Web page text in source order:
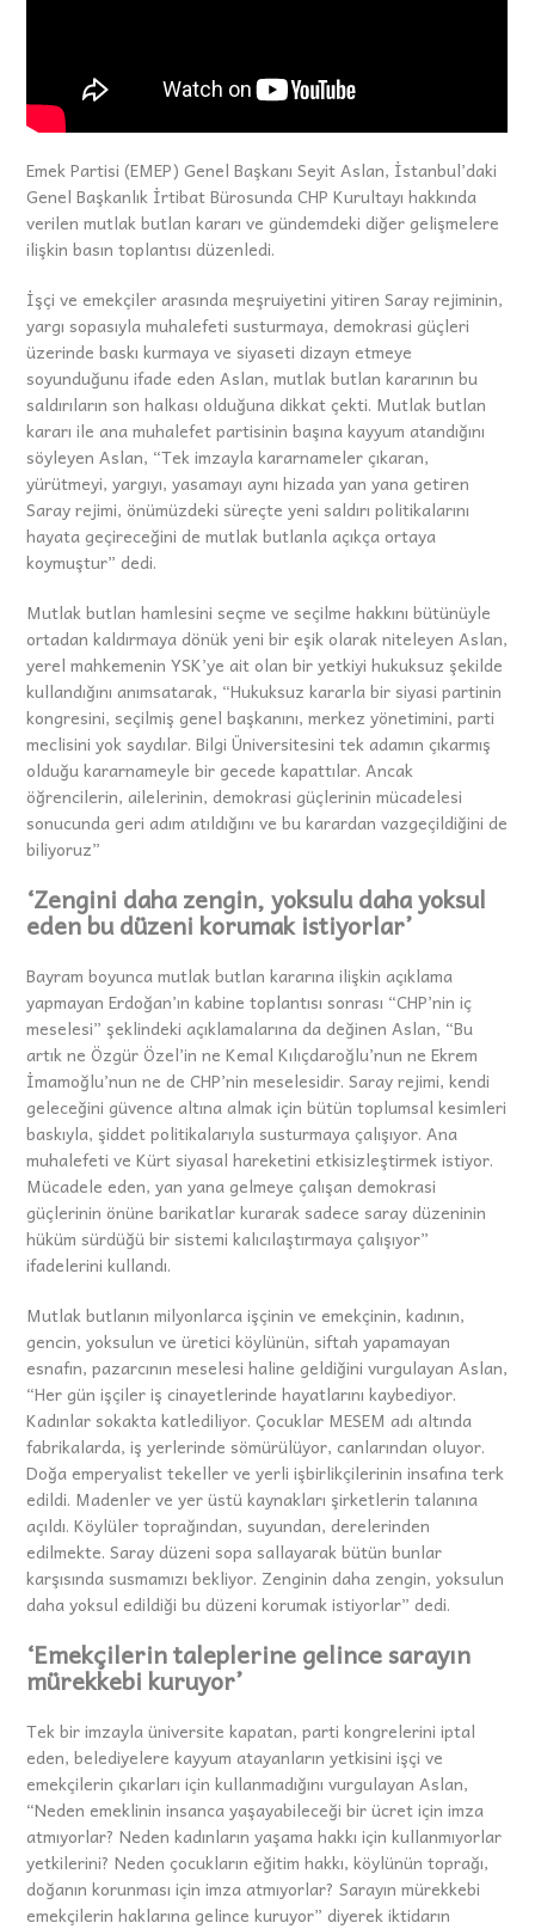
Emek Partisi (EMEP) Genel Başkanı Seyit Aslan, İstanbul’daki
Genel Başkanlık İrtibat Bürosunda CHP Kurultayı hakkında
verilen mutlak butlan kararı ve gündemdeki diğer gelişmelere
ilişkin basın toplantısı düzenledi.
İşçi ve emekçiler arasında meşruiyetini yitiren Saray rejiminin,
yargı sopasıyla muhalefeti susturmaya, demokrasi güçleri
üzerinde baskı kurmaya ve siyaseti dizayn etmeye
soyunduğunu ifade eden Aslan, mutlak butlan kararının bu
saldırıların son halkası olduğuna dikkat çekti. Mutlak butlan
kararı ile ana muhalefet partisinin başına kayyum atandığını
söyleyen Aslan, “Tek imzayla kararnameler çıkaran,
yürütmeyi, yargıyı, yasamayı aynı hizada yan yana getiren
Saray rejimi, önümüzdeki süreçte yeni saldırı politikalarını
hayata geçireceğini de mutlak butlanla açıkça ortaya
koymuştur” dedi.
Mutlak butlan hamlesini seçme ve seçilme hakkını bütünüyle
ortadan kaldırmaya dönük yeni bir eşik olarak niteleyen Aslan,
yerel mahkemenin YSK’ye ait olan bir yetkiyi hukuksuz şekilde
kullandığını anımsatarak, “Hukuksuz kararla bir siyasi partinin
kongresini, seçilmiş genel başkanını, merkez yönetimini, parti
meclisini yok saydılar. Bilgi Üniversitesini tek adamın çıkarmış
olduğu kararnameyle bir gecede kapattılar. Ancak
öğrencilerin, ailelerinin, demokrasi güçlerinin mücadelesi
sonucunda geri adım atıldığını ve bu karardan vazgeçildiğini de
biliyoruz”
‘Zengini daha zengin, yoksulu daha yoksul
eden bu düzeni korumak istiyorlar’
Bayram boyunca mutlak butlan kararına ilişkin açıklama
yapmayan Erdoğan’ın kabine toplantısı sonrası “CHP’nin iç
meselesi” şeklindeki açıklamalarına da değinen Aslan, “Bu
artık ne Özgür Özel’in ne Kemal Kılıçdaroğlu’nun ne Ekrem
İmamoğlu’nun ne de CHP’nin meselesidir. Saray rejimi, kendi
geleceğini güvence altına almak için bütün toplumsal kesimleri
baskıyla, şiddet politikalarıyla susturmaya çalışıyor. Ana
muhalefeti ve Kürt siyasal hareketini etkisizleştirmek istiyor.
Mücadele eden, yan yana gelmeye çalışan demokrasi
güçlerinin önüne barikatlar kurarak sadece saray düzeninin
hüküm sürdüğü bir sistemi kalıcılaştırmaya çalışıyor”
ifadelerini kullandı.
Mutlak butlanın milyonlarca işçinin ve emekçinin, kadının,
gencin, yoksulun ve üretici köylünün, siftah yapamayan
esnafın, pazarcının meselesi haline geldiğini vurgulayan Aslan,
“Her gün işçiler iş cinayetlerinde hayatlarını kaybediyor.
Kadınlar sokakta katlediliyor. Çocuklar MESEM adı altında
fabrikalarda, iş yerlerinde sömürülüyor, canlarından oluyor.
Doğa emperyalist tekeller ve yerli işbirlikçilerinin insafına terk
edildi. Madenler ve yer üstü kaynakları şirketlerin talanına
açıldı. Köylüler toprağından, suyundan, derelerinden
edilmekte. Saray düzeni sopa sallayarak bütün bunlar
karşısında susmamızı bekliyor. Zenginin daha zengin, yoksulun
daha yoksul edildiği bu düzeni korumak istiyorlar” dedi.
‘Emekçilerin taleplerine gelince sarayın
mürekkebi kuruyor’
Tek bir imzayla üniversite kapatan, parti kongrelerini iptal
eden, belediyelere kayyum atayanların yetkisini işçi ve
emekçilerin çıkarları için kullanmadığını vurgulayan Aslan,
“Neden emeklinin insanca yaşayabileceği bir ücret için imza
atmıyorlar? Neden kadınların yaşama hakkı için kullanmıyorlar
yetkilerini? Neden çocukların eğitim hakkı, köylünün toprağı,
doğanın korunması için imza atmıyorlar? Sarayın mürekkebi
emekçilerin haklarına gelince kuruyor” diyerek iktidarın